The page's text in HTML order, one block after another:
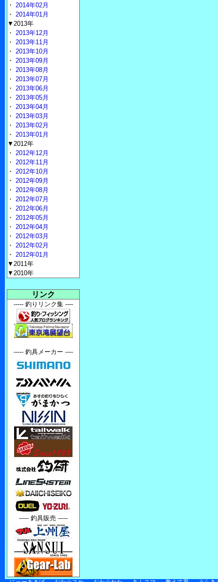
・ 2014年02月
・ 2014年01月
▼2013年
・ 2013年12月
・ 2013年11月
・ 2013年10月
・ 2013年09月
・ 2013年08月
・ 2013年07月
・ 2013年06月
・ 2013年05月
・ 2013年04月
・ 2013年03月
・ 2013年02月
・ 2013年01月
▼2012年
・ 2012年12月
・ 2012年11月
・ 2012年10月
・ 2012年09月
・ 2012年08月
・ 2012年07月
・ 2012年06月
・ 2012年05月
・ 2012年04月
・ 2012年03月
・ 2012年02月
・ 2012年01月
▼2011年
▼2010年
リンク
----- 釣りリンク集 ----
----- 釣具メーカー ----
----- 釣具販売 -----